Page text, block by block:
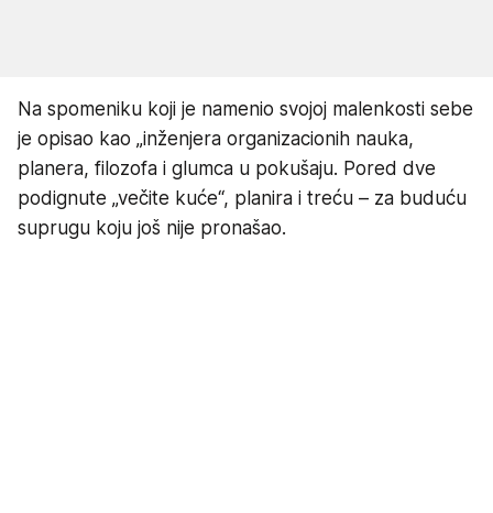
Na spomeniku koji je namenio svojoj malenkosti sebe
je opisao kao „inženjera organizacionih nauka,
planera, filozofa i glumca u pokušaju. Pored dve
podignute „večite kuće“, planira i treću – za buduću
suprugu koju još nije pronašao.